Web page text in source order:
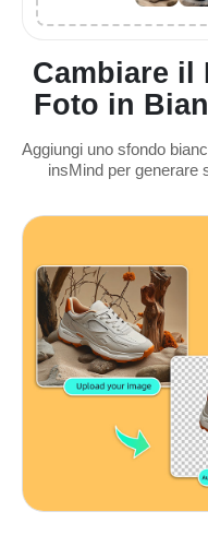
Cambiare il
Foto in
Aggiungi uno sfondo
insMind per generare